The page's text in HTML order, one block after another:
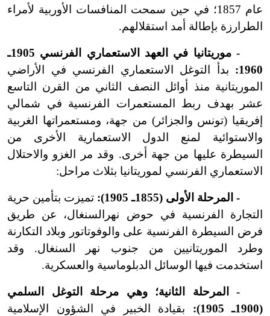
عام 1857؛ في حين سمحت المنافسات الأوربية لأمراء
الطرارزة بإطالة أمد استقلالهم.
- موريتانيا في العهد الاستعماري الفرنسي 1905ـ
1960:
بدأ التوغل الاستعماري الفرنسي في الأراضي
الموريتانية منذ أوائل النصف الثاني من القرن التاسع
عشر بهدف ربط المستعمرات الفرنسية في شمالي
إفريقيا (تونس والجزائر) من جهة، ومستعمراتها الغربية
والاستوائية لمنع الدول الاستعمارية الأخرى من
السيطرة عليها من جهة أخرى. وقد مر الغزو والاحتلال
الاستعماري الفرنسي لموريتانيا بثلاث مراحل:
- المرحلة الأولى (1855ـ 1905):
تميزت بتأمين حرية
التجارة الفرنسية في حوض نهرالسنغال، عن طريق
فرض السيطرة الفرنسية على والوفوتاتور وبلاد التكارنة
وطرد الموريتانيين من جنوب نهر السنغال. وقد
استخدمت فيها الوسائل الدبلوماسية والعسكرية.
- المرحلة الثانية؛ وهي مرحلة التوغل السلمي
(1900ـ 1905):
بقيادة الخبير في الشؤون الإسلامية